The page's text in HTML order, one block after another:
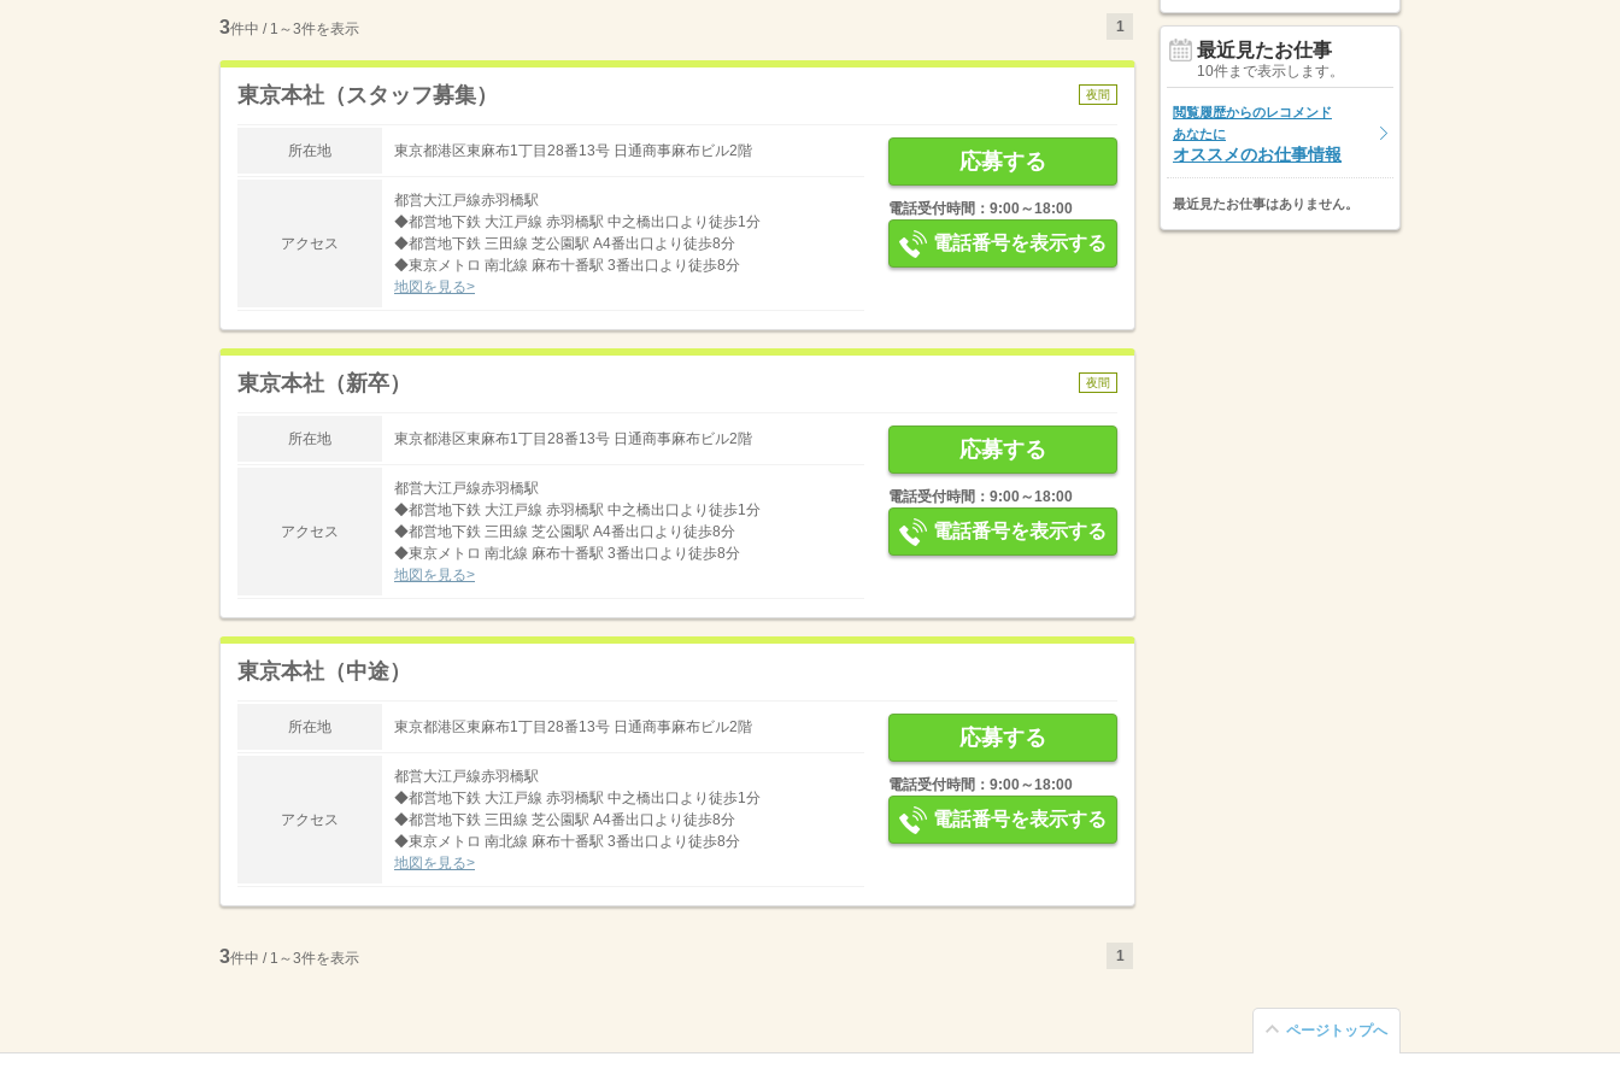
3件中 / 1～3件を表示 1
東京本社（スタッフ募集） 夜間
所在地 東京都港区東麻布1丁目28番13号 日通商事麻布ビル2階
アクセス
都営大江戸線赤羽橋駅
◆都営地下鉄 大江戸線 赤羽橋駅 中之橋出口より徒歩1分
◆都営地下鉄 三田線 芝公園駅 A4番出口より徒歩8分
◆東京メトロ 南北線 麻布十番駅 3番出口より徒歩8分
地図を見る>
応募する
電話受付時間：9:00～18:00
電話番号を表示する
東京本社（新卒） 夜間
所在地 東京都港区東麻布1丁目28番13号 日通商事麻布ビル2階
アクセス
都営大江戸線赤羽橋駅
◆都営地下鉄 大江戸線 赤羽橋駅 中之橋出口より徒歩1分
◆都営地下鉄 三田線 芝公園駅 A4番出口より徒歩8分
◆東京メトロ 南北線 麻布十番駅 3番出口より徒歩8分
地図を見る>
応募する
電話受付時間：9:00～18:00
電話番号を表示する
東京本社（中途）
所在地 東京都港区東麻布1丁目28番13号 日通商事麻布ビル2階
アクセス
都営大江戸線赤羽橋駅
◆都営地下鉄 大江戸線 赤羽橋駅 中之橋出口より徒歩1分
◆都営地下鉄 三田線 芝公園駅 A4番出口より徒歩8分
◆東京メトロ 南北線 麻布十番駅 3番出口より徒歩8分
地図を見る>
応募する
電話受付時間：9:00～18:00
電話番号を表示する
3件中 / 1～3件を表示 1
最近見たお仕事
10件まで表示します。
閲覧履歴からのレコメンド
あなたに
オススメのお仕事情報
最近見たお仕事はありません。
ページトップへ